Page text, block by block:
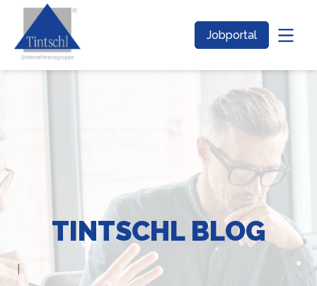
Jobportal
TINTSCHL BLOG
|